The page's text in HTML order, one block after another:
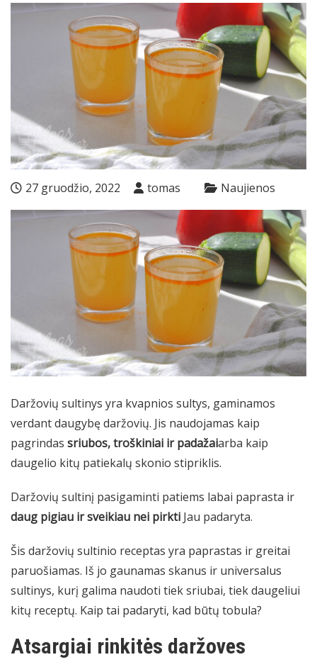
27 gruodžio, 2022 tomas Naujienos
Daržovių sultinys yra kvapnios sultys, gaminamos
verdant daugybę daržovių. Jis naudojamas kaip
pagrindas sriubos, troškiniai ir padažaiarba kaip
daugelio kitų patiekalų skonio stipriklis.
Daržovių sultinį pasigaminti patiems labai paprasta ir
daug pigiau ir sveikiau nei pirkti Jau padaryta.
Šis daržovių sultinio receptas yra paprastas ir greitai
paruošiamas. Iš jo gaunamas skanus ir universalus
sultinys, kurį galima naudoti tiek sriubai, tiek daugeliui
kitų receptų. Kaip tai padaryti, kad būtų tobula?
Atsargiai rinkitės daržoves